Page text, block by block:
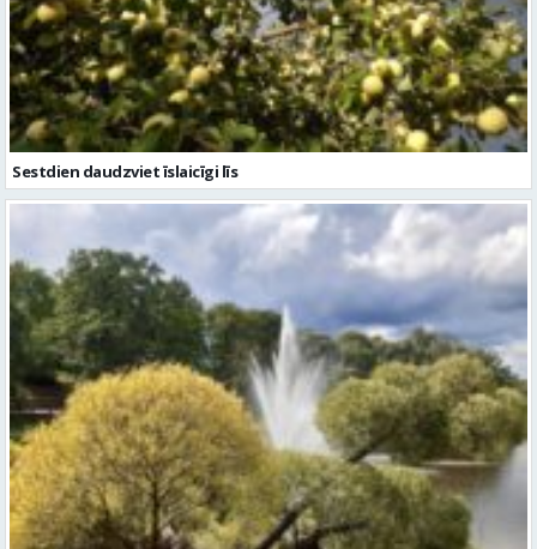
Sestdien daudzviet īslaicīgi līs